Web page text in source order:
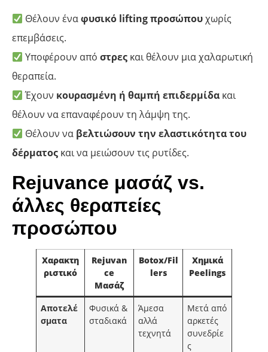
Θέλουν έναφυσικό lifting προσώπουχωρίς
επεμβάσεις.
Υποφέρουν απόστρες και θέλουν μια χαλαρωτική
θεραπεία.
Έχουν κουρασμένη ή θαμπή επιδερμίδα και
θέλουν να επαναφέρουν τη λάμψη της.
Θέλουν να βελτιώσουν την ελαστικότητα του
δέρματος και να μειώσουν τις ρυτίδες.
Rejuvance μασάζ vs.
άλλες θεραπείες
προσώπου
Χαρακτη
ριστικό
Rejuvan
ce
Μασάζ
Botox/Fil
lers
Χημικά
Peelings
Αποτελέ
σματα
Φυσικά &
σταδιακά
Άμεσα
αλλά
τεχνητά
Μετά από
αρκετές
συνεδρίε
ς